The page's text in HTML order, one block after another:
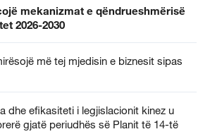
mekanizmat e qëndrueshmërisë
2026-2030
më tej mjedisin e biznesit sipas
dhe efikasiteti i legjislacionit kinez u
gjatë periudhës së Planit të 14-të